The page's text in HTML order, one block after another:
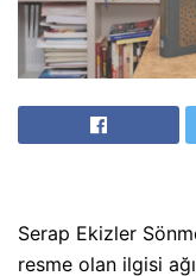
Serap Ekizler
resme olan ilgisi